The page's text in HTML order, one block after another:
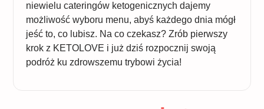
niewielu cateringów ketogenicznych dajemy
możliwość wyboru menu, abyś każdego dnia mógł
jeść to, co lubisz. Na co czekasz? Zrób pierwszy
krok z KETOLOVE i już dziś rozpocznij swoją
podróż ku zdrowszemu trybowi życia!